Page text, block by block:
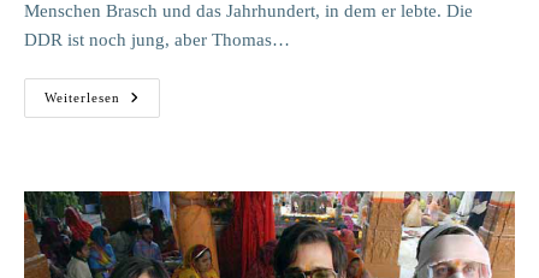
Menschen Brasch und das Jahrhundert, in dem er lebte. Die
DDR ist noch jung, aber Thomas…
Weiterlesen
Lieber
Thomas